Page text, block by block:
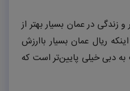
زندگی در عمان بسیار بهتر از
ریال عمان بسیار باارزش
دبی خیلی پایین‌تر است که